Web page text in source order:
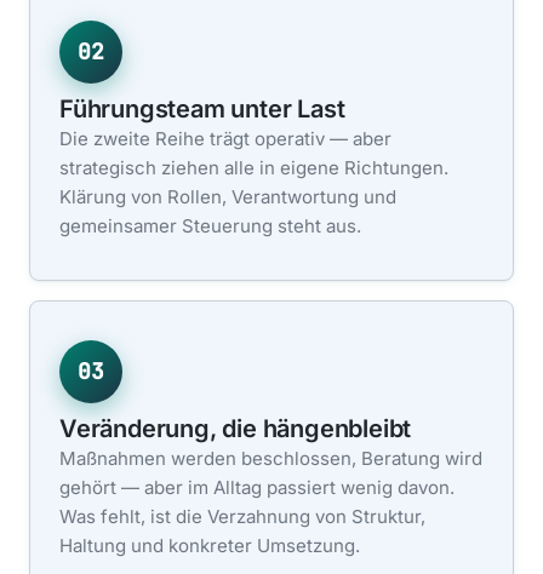
02
Führungsteam unter Last
Die zweite Reihe trägt operativ — aber
strategisch ziehen alle in eigene Richtungen.
Klärung von Rollen, Verantwortung und
gemeinsamer Steuerung steht aus.
03
Veränderung, die hängenbleibt
Maßnahmen werden beschlossen, Beratung wird
gehört — aber im Alltag passiert wenig davon.
Was fehlt, ist die Verzahnung von Struktur,
Haltung und konkreter Umsetzung.